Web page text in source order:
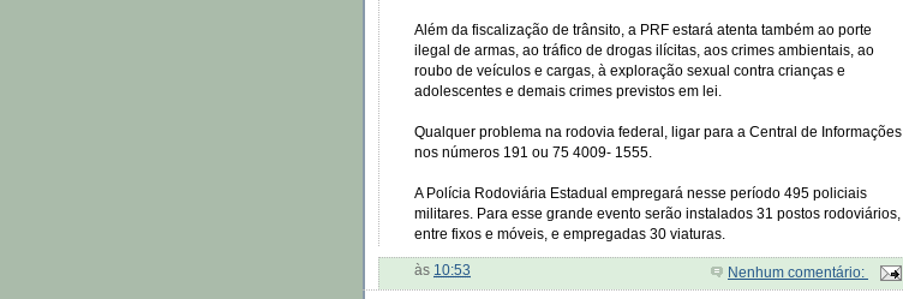
Além da fiscalização de trânsito, a PRF estará atenta também ao porte
ilegal de armas, ao tráfico de drogas ilícitas, aos crimes ambientais, ao
roubo de veículos e cargas, à exploração sexual contra crianças e
adolescentes e demais crimes previstos em lei.
Qualquer problema na rodovia federal, ligar para a Central de Informações
nos números 191 ou 75 4009- 1555.
A Polícia Rodoviária Estadual empregará nesse período 495 policiais
militares. Para esse grande evento serão instalados 31 postos rodoviários,
entre fixos e móveis, e empregadas 30 viaturas.
às 10:53 Nenhum comentário: